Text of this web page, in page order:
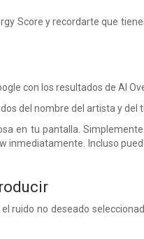
Score y recordarte que
con los resultados de AI
del nombre del artista y del
en tu pantalla.
inmediatamente. Incluso
ruido no deseado